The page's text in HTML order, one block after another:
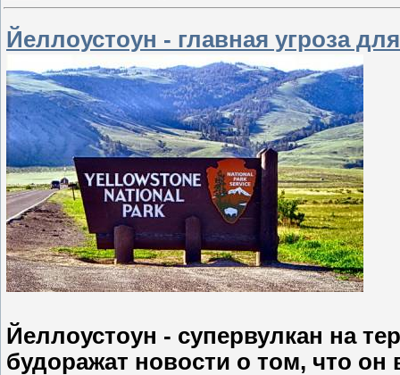
Йеллоустоун - главная угроза
Йеллоустоун - супервулкан на
будоражат новости о том, что он